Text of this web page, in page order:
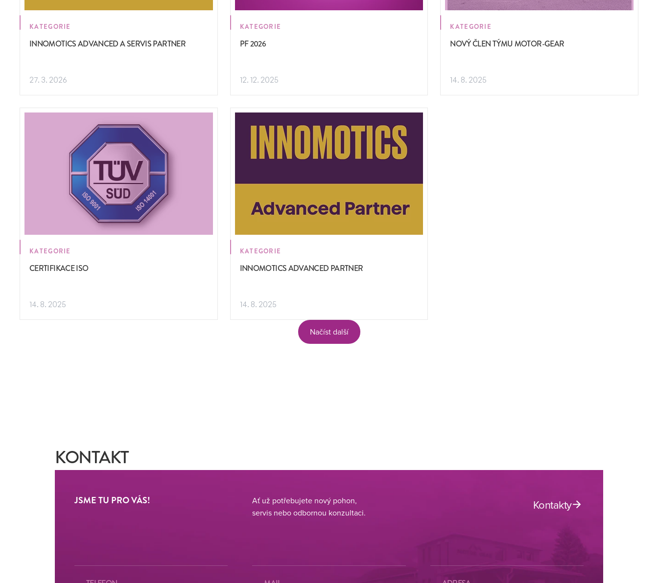
KATEGORIE
INNOMOTICS ADVANCED A SERVIS PARTNER
27. 3. 2026
KATEGORIE
PF 2026
12. 12. 2025
KATEGORIE
NOVÝ ČLEN TÝMU MOTOR-GEAR
14. 8. 2025
KATEGORIE
CERTIFIKACE ISO
14. 8. 2025
KATEGORIE
INNOMOTICS ADVANCED PARTNER
14. 8. 2025
Načíst další
KONTAKT
JSME TU PRO VÁS!
Ať už potřebujete nový pohon,
servis nebo odbornou konzultaci.
Kontakty